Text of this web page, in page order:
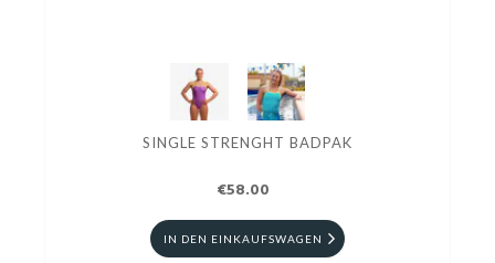
SINGLE STRENGHT BADPAK
€58.00
IN DEN EINKAUFSWAGEN